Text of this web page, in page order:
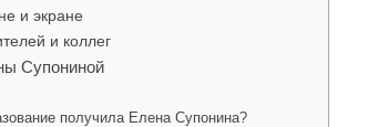
и экране
и коллег
Супониной
получила Елена Супонина?